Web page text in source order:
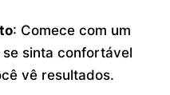
: Comece com um
sinta confortável
vê resultados.